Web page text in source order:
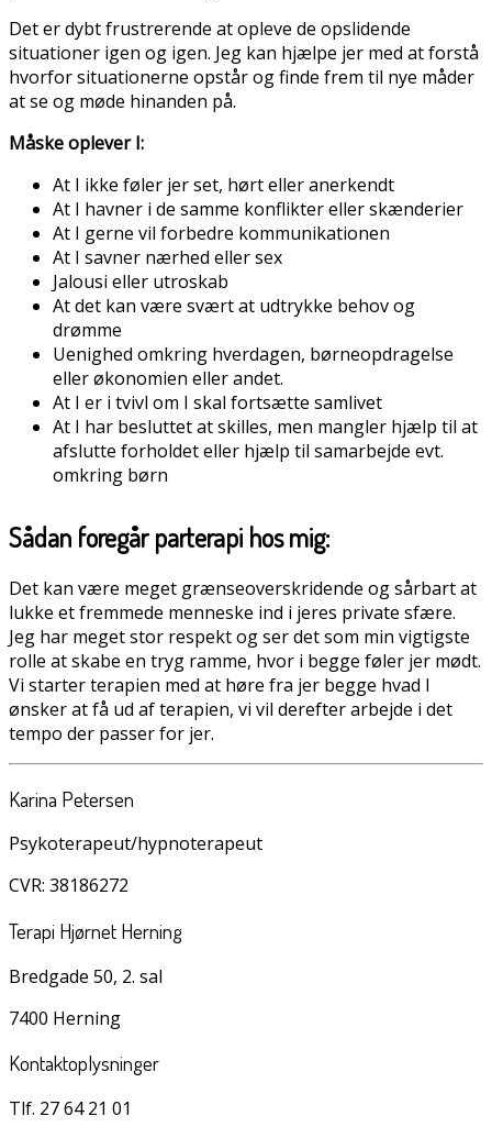
Det er dybt frustrerende at opleve de opslidende
situationer igen og igen. Jeg kan hjælpe jer med at forstå
hvorfor situationerne opstår og finde frem til nye måder
at se og møde hinanden på.
Måske oplever I:
At I ikke føler jer set, hørt eller anerkendt
At I havner i de samme konflikter eller skænderier
At I gerne vil forbedre kommunikationen
At I savner nærhed eller sex
Jalousi eller utroskab
At det kan være svært at udtrykke behov og
drømme
Uenighed omkring hverdagen, børneopdragelse
eller økonomien eller andet.
At I er i tvivl om I skal fortsætte samlivet
At I har besluttet at skilles, men mangler hjælp til at
afslutte forholdet eller hjælp til samarbejde evt.
omkring børn
Sådan foregår parterapi hos mig:
Det kan være meget grænseoverskridende og sårbart at
lukke et fremmede menneske ind i jeres private sfære.
Jeg har meget stor respekt og ser det som min vigtigste
rolle at skabe en tryg ramme, hvor i begge føler jer mødt.
Vi starter terapien med at høre fra jer begge hvad I
ønsker at få ud af terapien, vi vil derefter arbejde i det
tempo der passer for jer.
Karina Petersen
Psykoterapeut/hypnoterapeut
CVR: 38186272
Terapi Hjørnet Herning
Bredgade 50, 2. sal
7400 Herning
Kontaktoplysninger
Tlf. 27 64 21 01